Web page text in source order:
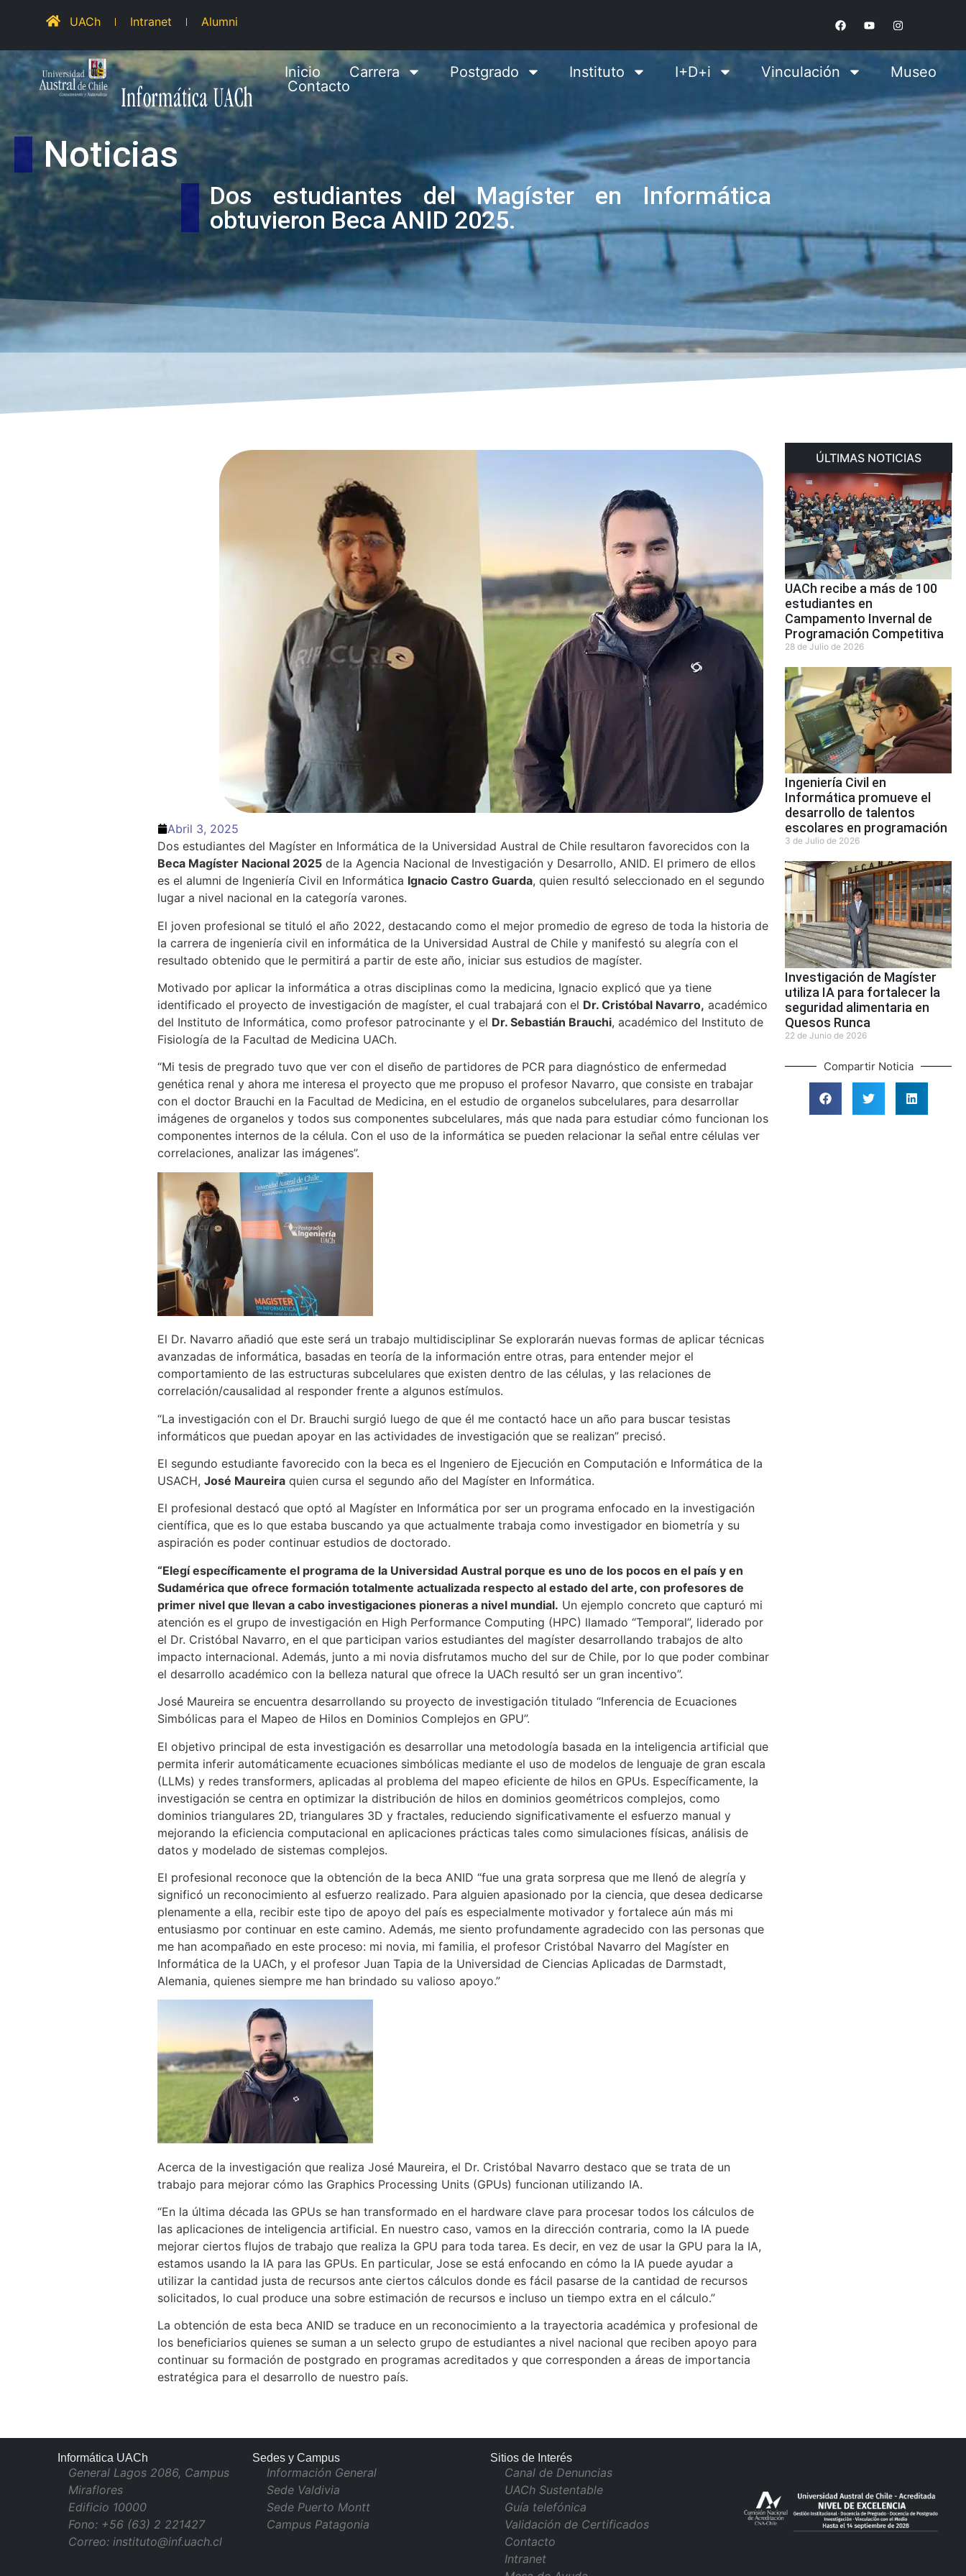
UACh Intranet Alumni
Inicio Carrera Postgrado Instituto I+D+i Vinculación
Museo
Contacto
Noticias
Dos estudiantes del Magíster en Informática
obtuvieron Beca ANID 2025.
Abril 3, 2025
Dos estudiantes del Magíster en Informática de la Universidad Austral de Chile resultaron favorecidos con la
Beca Magíster Nacional 2025de la Agencia Nacional de Investigación y Desarrollo, ANID. El primero de ellos
es el alumni de Ingeniería Civil en Informática Ignacio Castro Guarda, quien resultó seleccionado en el segundo
lugar a nivel nacional en la categoría varones.
El joven profesional se tituló el año 2022, destacando como el mejor promedio de egreso de toda la historia de
la carrera de ingeniería civil en informática de la Universidad Austral de Chile y manifestó su alegría con el
resultado obtenido que le permitirá a partir de este año, iniciar sus estudios de magíster.
Motivado por aplicar la informática a otras disciplinas como la medicina, Ignacio explicó que ya tiene
identificado el proyecto de investigación de magíster, el cual trabajará con el Dr. Cristóbal Navarro, académico
del Instituto de Informática, como profesor patrocinante y el Dr. Sebastián Brauchi, académico del Instituto de
Fisiología de la Facultad de Medicina UACh.
“Mi tesis de pregrado tuvo que ver con el diseño de partidores de PCR para diagnóstico de enfermedad
genética renal y ahora me interesa el proyecto que me propuso el profesor Navarro, que consiste en trabajar
con el doctor Brauchi en la Facultad de Medicina, en el estudio de organelos subcelulares, para desarrollar
imágenes de organelos y todos sus componentes subcelulares, más que nada para estudiar cómo funcionan los
componentes internos de la célula. Con el uso de la informática se pueden relacionar la señal entre células ver
correlaciones, analizar las imágenes”.
El Dr. Navarro añadió que este será un trabajo multidisciplinar Se explorarán nuevas formas de aplicar técnicas
avanzadas de informática, basadas en teoría de la información entre otras, para entender mejor el
comportamiento de las estructuras subcelulares que existen dentro de las células, y las relaciones de
correlación/causalidad al responder frente a algunos estímulos.
“La investigación con el Dr. Brauchi surgió luego de que él me contactó hace un año para buscar tesistas
informáticos que puedan apoyar en las actividades de investigación que se realizan” precisó.
El segundo estudiante favorecido con la beca es el Ingeniero de Ejecución en Computación e Informática de la
USACH, José Maureiraquien cursa el segundo año del Magíster en Informática.
El profesional destacó que optó al Magíster en Informática por ser un programa enfocado en la investigación
científica, que es lo que estaba buscando ya que actualmente trabaja como investigador en biometría y su
aspiración es poder continuar estudios de doctorado.
“Elegí específicamente el programa de la Universidad Austral porque es uno de los pocos en el país y en
Sudamérica que ofrece formación totalmente actualizada respecto al estado del arte, con profesores de
primer nivel que llevan a cabo investigaciones pioneras a nivel mundial. Un ejemplo concreto que capturó mi
atención es el grupo de investigación en High Performance Computing (HPC) llamado “Temporal”, liderado por
el Dr. Cristóbal Navarro, en el que participan varios estudiantes del magíster desarrollando trabajos de alto
impacto internacional. Además, junto a mi novia disfrutamos mucho del sur de Chile, por lo que poder combinar
el desarrollo académico con la belleza natural que ofrece la UACh resultó ser un gran incentivo”.
José Maureira se encuentra desarrollando su proyecto de investigación titulado “Inferencia de Ecuaciones
Simbólicas para el Mapeo de Hilos en Dominios Complejos en GPU”.
El objetivo principal de esta investigación es desarrollar una metodología basada en la inteligencia artificial que
permita inferir automáticamente ecuaciones simbólicas mediante el uso de modelos de lenguaje de gran escala
(LLMs) y redes transformers, aplicadas al problema del mapeo eficiente de hilos en GPUs. Específicamente, la
investigación se centra en optimizar la distribución de hilos en dominios geométricos complejos, como
dominios triangulares 2D, triangulares 3D y fractales, reduciendo significativamente el esfuerzo manual y
mejorando la eficiencia computacional en aplicaciones prácticas tales como simulaciones físicas, análisis de
datos y modelado de sistemas complejos.
El profesional reconoce que la obtención de la beca ANID “fue una grata sorpresa que me llenó de alegría y
significó un reconocimiento al esfuerzo realizado. Para alguien apasionado por la ciencia, que desea dedicarse
plenamente a ella, recibir este tipo de apoyo del país es especialmente motivador y fortalece aún más mi
entusiasmo por continuar en este camino. Además, me siento profundamente agradecido con las personas que
me han acompañado en este proceso: mi novia, mi familia, el profesor Cristóbal Navarro del Magíster en
Informática de la UACh, y el profesor Juan Tapia de la Universidad de Ciencias Aplicadas de Darmstadt,
Alemania, quienes siempre me han brindado su valioso apoyo.”
Acerca de la investigación que realiza José Maureira, el Dr. Cristóbal Navarro destaco que se trata de un
trabajo para mejorar cómo las Graphics Processing Units (GPUs) funcionan utilizando IA.
“En la última década las GPUs se han transformado en el hardware clave para procesar todos los cálculos de
las aplicaciones de inteligencia artificial. En nuestro caso, vamos en la dirección contraria, como la IA puede
mejorar ciertos flujos de trabajo que realiza la GPU para toda tarea. Es decir, en vez de usar la GPU para la IA,
estamos usando la IA para las GPUs. En particular, Jose se está enfocando en cómo la IA puede ayudar a
utilizar la cantidad justa de recursos ante ciertos cálculos donde es fácil pasarse de la cantidad de recursos
solicitados, lo cual produce una sobre estimación de recursos e incluso un tiempo extra en el cálculo.”
La obtención de esta beca ANID se traduce en un reconocimiento a la trayectoria académica y profesional de
los beneficiarios quienes se suman a un selecto grupo de estudiantes a nivel nacional que reciben apoyo para
continuar su formación de postgrado en programas acreditados y que corresponden a áreas de importancia
estratégica para el desarrollo de nuestro país.
ÚLTIMAS NOTICIAS
UACh recibe a más de 100
estudiantes en
Campamento Invernal de
Programación Competitiva
28 de Julio de 2026
Ingeniería Civil en
Informática promueve el
desarrollo de talentos
escolares en programación
3 de Julio de 2026
Investigación de Magíster
utiliza IA para fortalecer la
seguridad alimentaria en
Quesos Runca
22 de Junio de 2026
Compartir Noticia
Informática UACh
General Lagos 2086, Campus
Miraflores
Edificio 10000
Fono: +56 (63) 2 221427
Correo: instituto@inf.uach.cl
Sedes y Campus
Información General
Sede Valdivia
Sede Puerto Montt
Campus Patagonia
Sitios de Interés
Canal de Denuncias
UACh Sustentable
Guía telefónica
Validación de Certificados
Contacto
Intranet